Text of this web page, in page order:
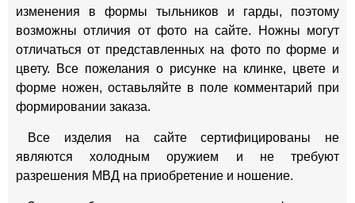
изменения в формы тыльников и гарды, поэтому
возможны отличия от фото на сайте. Ножны могут
отличаться от представленных на фото по форме и
цвету. Все пожелания о рисунке на клинке, цвете и
форме ножен, оставьляйте в поле комментарий при
формировании заказа.
Все изделия на сайте сертифицированы не
являются холодным оружием и не требуют
разрешения МВД на приобретение и ношение.